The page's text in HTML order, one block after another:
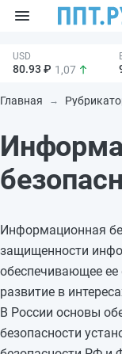
80.93 ₽ 1,07
Главная
Информационная
защищенности
обеспечивающее
развитие в
В России основы
безопасности